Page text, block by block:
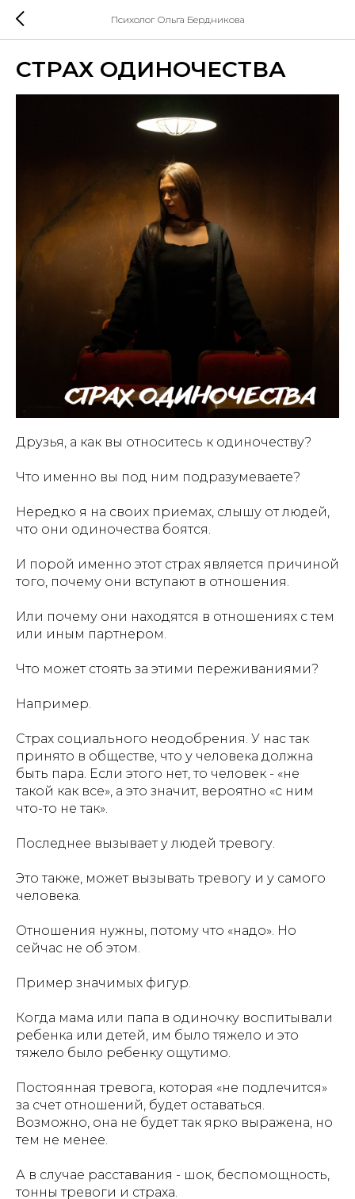
Психолог Ольга Бердникова
СТРАХ ОДИНОЧЕСТВА
Друзья, а как вы относитесь к одиночеству?
Что именно вы под ним подразумеваете?
Нередко я на своих приемах, слышу от людей,
что они одиночества боятся.
И порой именно этот страх является причиной
того, почему они вступают в отношения.
Или почему они находятся в отношениях с тем
или иным партнером.
Что может стоять за этими переживаниями?
Например.
Страх социального неодобрения. У нас так
принято в обществе, что у человека должна
быть пара. Если этого нет, то человек - «не
такой как все», а это значит, вероятно «с ним
что-то не так».
Последнее вызывает у людей тревогу.
Это также, может вызывать тревогу и у самого
человека.
Отношения нужны, потому что «надо». Но
сейчас не об этом.
Пример значимых фигур.
Когда мама или папа в одиночку воспитывали
ребенка или детей, им было тяжело и это
тяжело было ребенку ощутимо.
Постоянная тревога, которая «не подлечится»
за счет отношений, будет оставаться.
Возможно, она не будет так ярко выражена, но
тем не менее.
А в случае расставания - шок, беспомощность,
тонны тревоги и страха.